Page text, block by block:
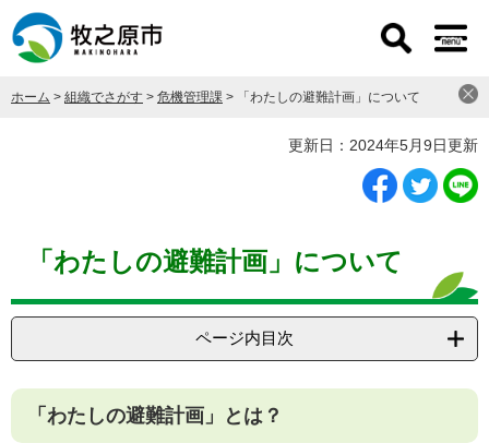
ー
先
ニ
をホーム > 組織でさがす > 危機管理課 > 「わたしの避難計画」について
更新日：2024年5月9日更新
「わたしの避難計画」について
ページ内目次
「わたしの避難計画」とは？